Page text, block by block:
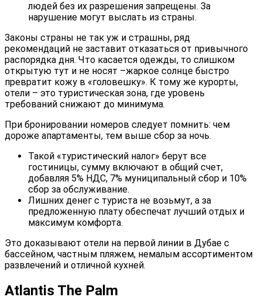
людей без их разрешения запрещены. За
нарушение могут выслать из страны.
Законы страны не так уж и страшны, ряд
рекомендаций не заставит отказаться от привычного
распорядка дня. Что касается одежды, то слишком
открытую тут и не носят –жаркое солнце быстро
превратит кожу в «головешку». К тому же курорты,
отели – это туристическая зона, где уровень
требований снижают до минимума.
При бронировании номеров следует помнить: чем
дороже апартаменты, тем выше сбор за ночь.
Такой «туристический налог» берут все
гостиницы, сумму включают в общий счет,
добавляя 5% НДС, 7% муниципальный сбор и 10%
сбор за обслуживание.
Лишних денег с туриста не возьмут, а за
предложенную плату обеспечат лучший отдых и
максимум комфорта.
Это доказывают отели на первой линии в Дубае с
бассейном, частным пляжем, немалым ассортиментом
развлечений и отличной кухней.
Atlantis The Palm